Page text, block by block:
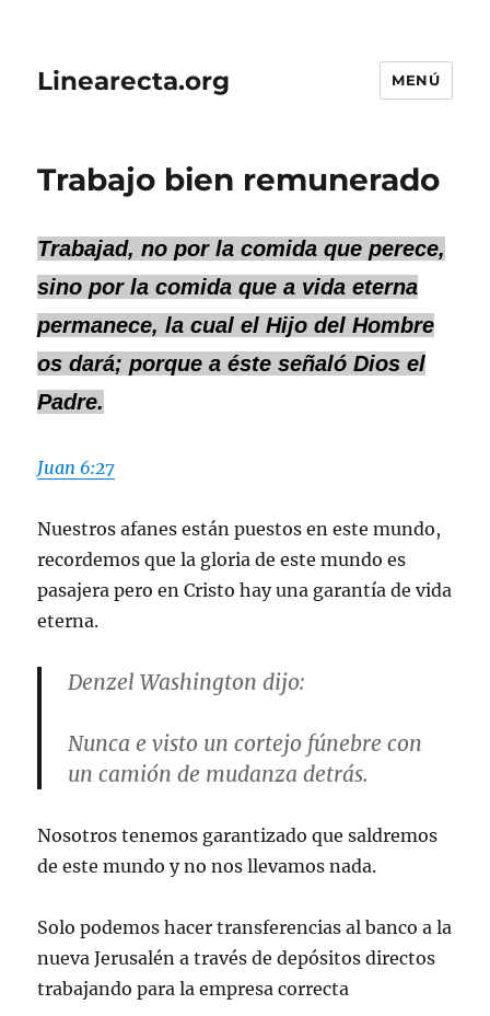
Linearecta.org MENÚ
Trabajo bien remunerado
Trabajad, no por la comida que perece,
sino por la comida que a vida eterna
permanece, la cual el Hijo del Hombre
os dará; porque a éste señaló Dios el
Padre.
Juan 6:27
Nuestros afanes están puestos en este mundo,
recordemos que la gloria de este mundo es
pasajera pero en Cristo hay una garantía de vida
eterna.
Denzel Washington dijo:
Nunca e visto un cortejo fúnebre con
un camión de mudanza detrás.
Nosotros tenemos garantizado que saldremos
de este mundo y no nos llevamos nada.
Solo podemos hacer transferencias al banco a la
nueva Jerusalén a través de depósitos directos
trabajando para la empresa correcta